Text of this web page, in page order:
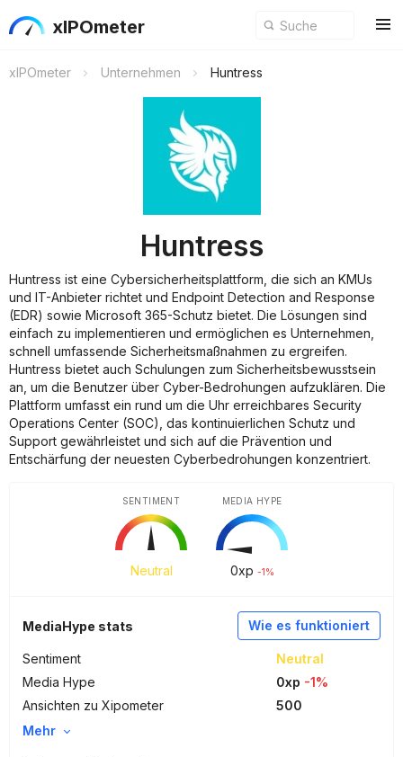
xIPOmeter
xIPOmeter Unternehmen Huntress
Huntress
Huntress ist eine Cybersicherheitsplattform, die sich an KMUs
und IT-Anbieter richtet und Endpoint Detection and Response
(EDR) sowie Microsoft 365-Schutz bietet. Die Lösungen sind
einfach zu implementieren und ermöglichen es Unternehmen,
schnell umfassende Sicherheitsmaßnahmen zu ergreifen.
Huntress bietet auch Schulungen zum Sicherheitsbewusstsein
an, um die Benutzer über Cyber-Bedrohungen aufzuklären. Die
Plattform umfasst ein rund um die Uhr erreichbares Security
Operations Center (SOC), das kontinuierlichen Schutz und
Support gewährleistet und sich auf die Prävention und
Entschärfung der neuesten Cyberbedrohungen konzentriert.
Neutral
SENTIMENT
0xp -1%
MEDIA HYPE
Wie es funktioniert
MediaHype stats
Sentiment
Neutral
Media Hype
0xp -1%
Ansichten zu Xipometer
500
Mehr